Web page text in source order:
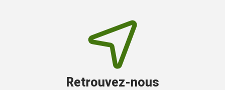
Retrouvez-nous